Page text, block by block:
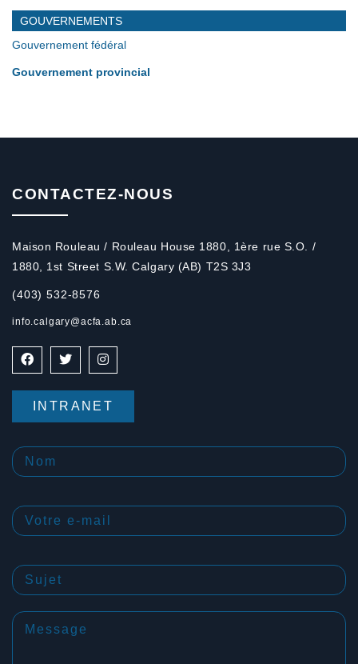
GOUVERNEMENTS
Gouvernement fédéral
Gouvernement provincial
CONTACTEZ-NOUS
Maison Rouleau / Rouleau House 1880, 1ère rue S.O. /
1880, 1st Street S.W. Calgary (AB) T2S 3J3
(403) 532-8576
info.calgary@acfa.ab.ca
INTRANET